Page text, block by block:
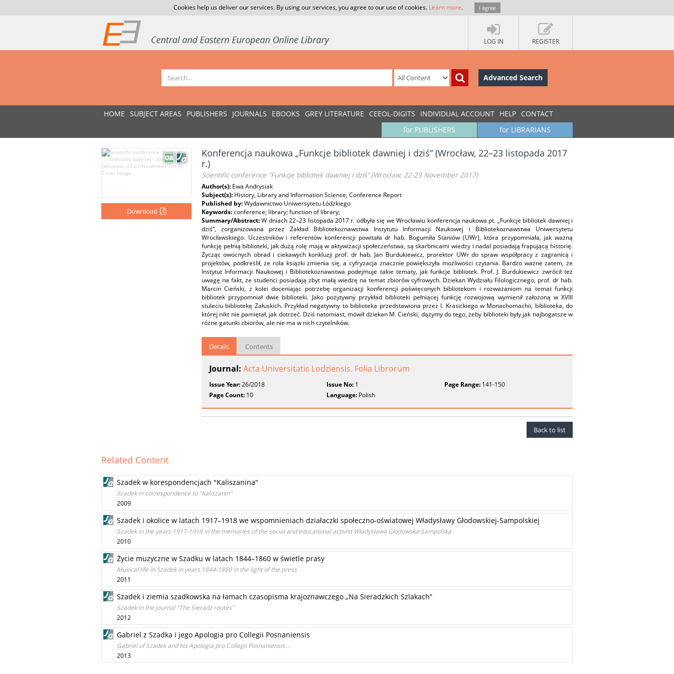
Cookies help us deliver our services. By using our services, you agree to our use of cookies. Learn more. I agree
LOG IN REGISTER
Advanced Search
HOME SUBJECT AREAS PUBLISHERS JOURNALS EBOOKS GREY LITERATURE CEEOL-DIGITS INDIVIDUAL ACCOUNT HELP CONTACT
for LIBRARIANS
for PUBLISHERS
Download
Konferencja naukowa „Funkcje bibliotek dawniej i dziś” (Wrocław, 22–23 listopada 2017
r.)
Scientific conference "Funkcje bibliotek dawniej i dziś" (Wrocław, 22-23 November 2017)
Author(s): Ewa Andrysiak
Subject(s): History, Library and Information Science, Conference Report
Published by:Wydawnictwo Uniwersytetu Łódzkiego
Keywords:conference; library; function of library;
Summary/Abstract:W dniach 22–23 listopada 2017 r. odbyła się we Wrocławiu konferencja naukowa pt. „Funkcje bibliotek dawniej i
dziś”, zorganizowana przez Zakład Bibliotekoznawstwa Instytutu Informacji Naukowej i Bibliotekoznawstwa Uniwersytetu
Wrocławskiego. Uczestników i referentów konferencji powitała dr hab. Bogumiła Staniów (UWr), która przypomniała, jak ważną
funkcję pełnią biblioteki, jak dużą rolę mają w aktywizacji społeczeństwa, są skarbnicami wiedzy i nadal posiadają frapującą historię.
Życząc owocnych obrad i ciekawych konkluzji prof. dr hab. Jan Burdukiewicz, prorektor UWr do spraw współpracy z zagranicą i
projektów, podkreślił, że rola książki zmienia się, a cyfryzacja znacznie powiększyła możliwości czytania. Bardzo ważne zatem, że
Instytut Informacji Naukowej i Bibliotekoznawstwa podejmuje takie tematy, jak funkcje bibliotek. Prof. J. Burdukiewicz zwrócił też
uwagę na fakt, że studenci posiadają zbyt małą wiedzę na temat zbiorów cyfrowych. Dziekan Wydziału Filologicznego, prof. dr hab.
Marcin Cieński, z kolei doceniając potrzebę organizacji konferencji poświęconych bibliotekom i rozważaniom na temat funkcji
bibliotek przypomniał dwie biblioteki. Jako pozytywny przykład biblioteki pełniącej funkcję rozwojową wymienił założoną w XVIII
stuleciu bibliotekę Załuskich. Przykład negatywny to biblioteka przedstawiona przez I. Krasickiego w Monachomachii, biblioteka, do
której nikt nie pamiętał, jak dotrzeć. Dziś natomiast, mówił dziekan M. Cieński, dążymy do tego, żeby biblioteki były jak najbogatsze w
różne gatunki zbiorów, ale nie ma w nich czytelników.
Details Contents
Journal: Acta Universitatis Lodziensis. Folia Librorum
Issue Year:26/2018 Issue No: 1 Page Range:141-150
Page Count: 10 Language: Polish
Back to list
Related Content
Szadek w korespondencjach "Kaliszanina"
Szadek in correspondence to "Kaliszanin"
2009
Szadek i okolice w latach 1917–1918 we wspomnieniach działaczki społeczno-oświatowej Władysławy Głodowskiej-Sampolskiej
Szadek in the years 1917-1918 in the memories of the social and educational activist Władysława Głodowska-Sampolska
2010
Życie muzyczne w Szadku w latach 1844–1860 w świetle prasy
Musical life in Szadek in years 1844-1860 in the light of the press
2011
Szadek i ziemia szadkowska na łamach czasopisma krajoznawczego „Na Sieradzkich Szlakach”
Szadek in the journal "The Sieradz routes"
2012
Gabriel z Szadka i jego Apologia pro Collegii Posnaniensis
Gabriel of Szadek and his Apologia pro Collegii Posnaniensis...
2013